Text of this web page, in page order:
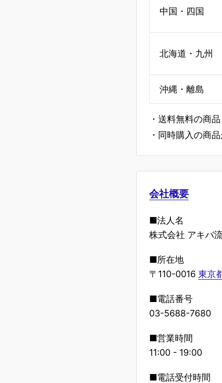
中国・四国
北海道・九州
沖縄・離島
・送料無料の商
・同時購入の商
会社概要
■法人名
株式会社 アキバ
■所在地
〒110-0016 東京
■電話番号
03-5688-7680
■営業時間
11:00 - 19:00
■電話受付時間